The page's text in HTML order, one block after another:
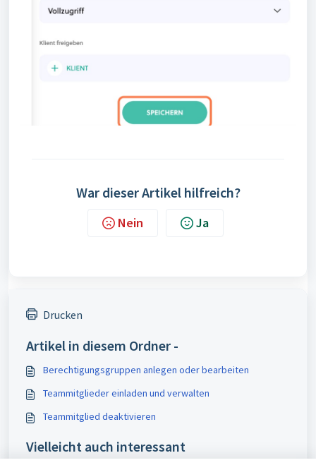
War dieser Artikel hilfreich?
Nein Ja
Drucken
Artikel in diesem Ordner -
Berechtigungsgruppen anlegen oder bearbeiten
Teammitglieder einladen und verwalten
Teammitglied deaktivieren
Vielleicht auch interessant